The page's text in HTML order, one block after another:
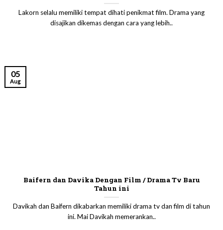
Lakorn selalu memiliki tempat dihati penikmat film. Drama yang
disajikan dikemas dengan cara yang lebih..
Baifern dan Davika Dengan Film / Drama Tv Baru
Tahun ini
Davikah dan Baifern dikabarkan memiliki drama tv dan film di tahun
ini. Mai Davikah memerankan..
05
Aug